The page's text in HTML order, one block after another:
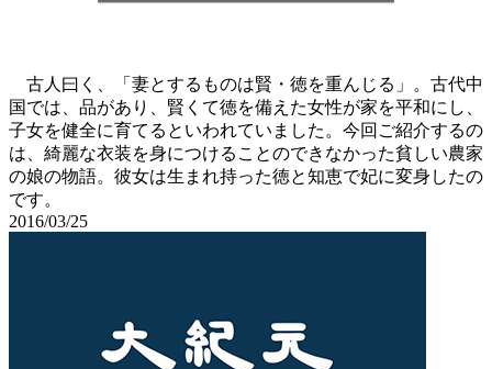
古人曰く、「妻とするものは賢・徳を重んじる」。古代中
国では、品があり、賢くて徳を備えた女性が家を平和にし、
子女を健全に育てるといわれていました。今回ご紹介するの
は、綺麗な衣装を身につけることのできなかった貧しい農家
の娘の物語。彼女は生まれ持った徳と知恵で妃に変身したの
です。
2016/03/25